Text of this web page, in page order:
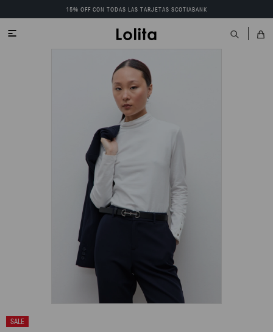
15% OFF CON TODAS LAS TARJETAS SCOTIABANK
